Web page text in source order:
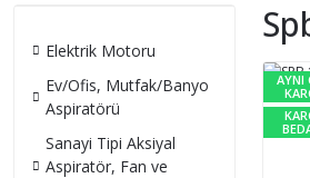
Elektrik Motoru
Ev/Ofis, Mutfak/Banyo
Aspiratörü
Sanayi Tipi Aksiyal
Aspiratör, Fan ve
AYNI